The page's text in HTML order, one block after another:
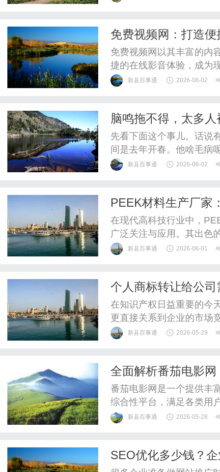
免费视频网：打造
免费视频网以其丰富的内
捷的在线影音体验，成为
新县百事通 2026-06-02
脑鸣拖不得，太多
脑瓜才清静
先看下面这个事儿。话说
间是去年开春。他啥毛病
别是到了晚上，一躺下，
吃都一样响。实在没招了
新县百事通 2026-06-02
PEEK材料生产厂家
在现代高科技行业中，
广泛关注与应用。其出色
空航天、汽车、医疗、电
生产厂家。一、PEEK材
新县百事通 2026-06-01
个人商标转让给公
在知识产权日益重要的今
更直接关系到企业的市场
仅是法律程序的履行，更
格合法有效。复印件需加
新县百事通 2026-05-29
全面解析番茄电影
番茄电影网是一个提供丰
综合性平台，满足各类用
新县百事通 2026-05-28
SEO优化多少钱？